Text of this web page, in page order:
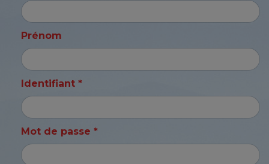
Prénom
Identifiant *
Mot de passe *